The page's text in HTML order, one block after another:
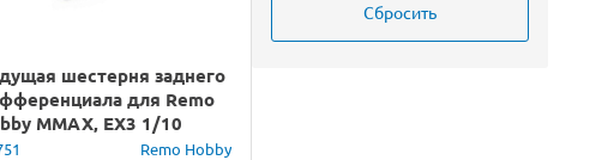
Сбросить
шестерня заднего
для Remo
MMAX, EX3 1/10
Remo Hobby